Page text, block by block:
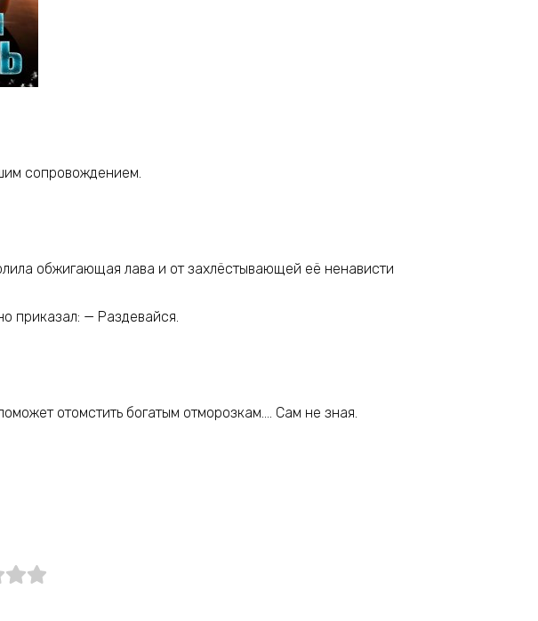
сопровождением.
обжигающая лава и от захлёстывающей её ненависти
приказал: — Раздевайся.
отомстить богатым отморозкам…. Сам не зная.